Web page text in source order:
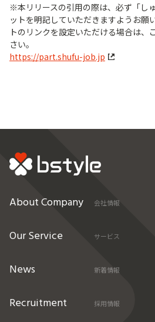
※本リリースの引用の際は、必ず「し
ットを明記していただきますようお願
トのリンクを設定いただける場合は、
さい。
https://part.shufu-job.jp
About Company 会社情報
Our Service サービス
News 新着情報
Recruitment 採用情報